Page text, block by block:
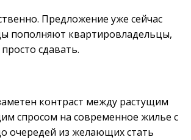
Предложение уже сейчас
пополняют квартировладельцы,
сдавать.
контраст между растущим
спросом на современное жилье с
очередей из желающих стать